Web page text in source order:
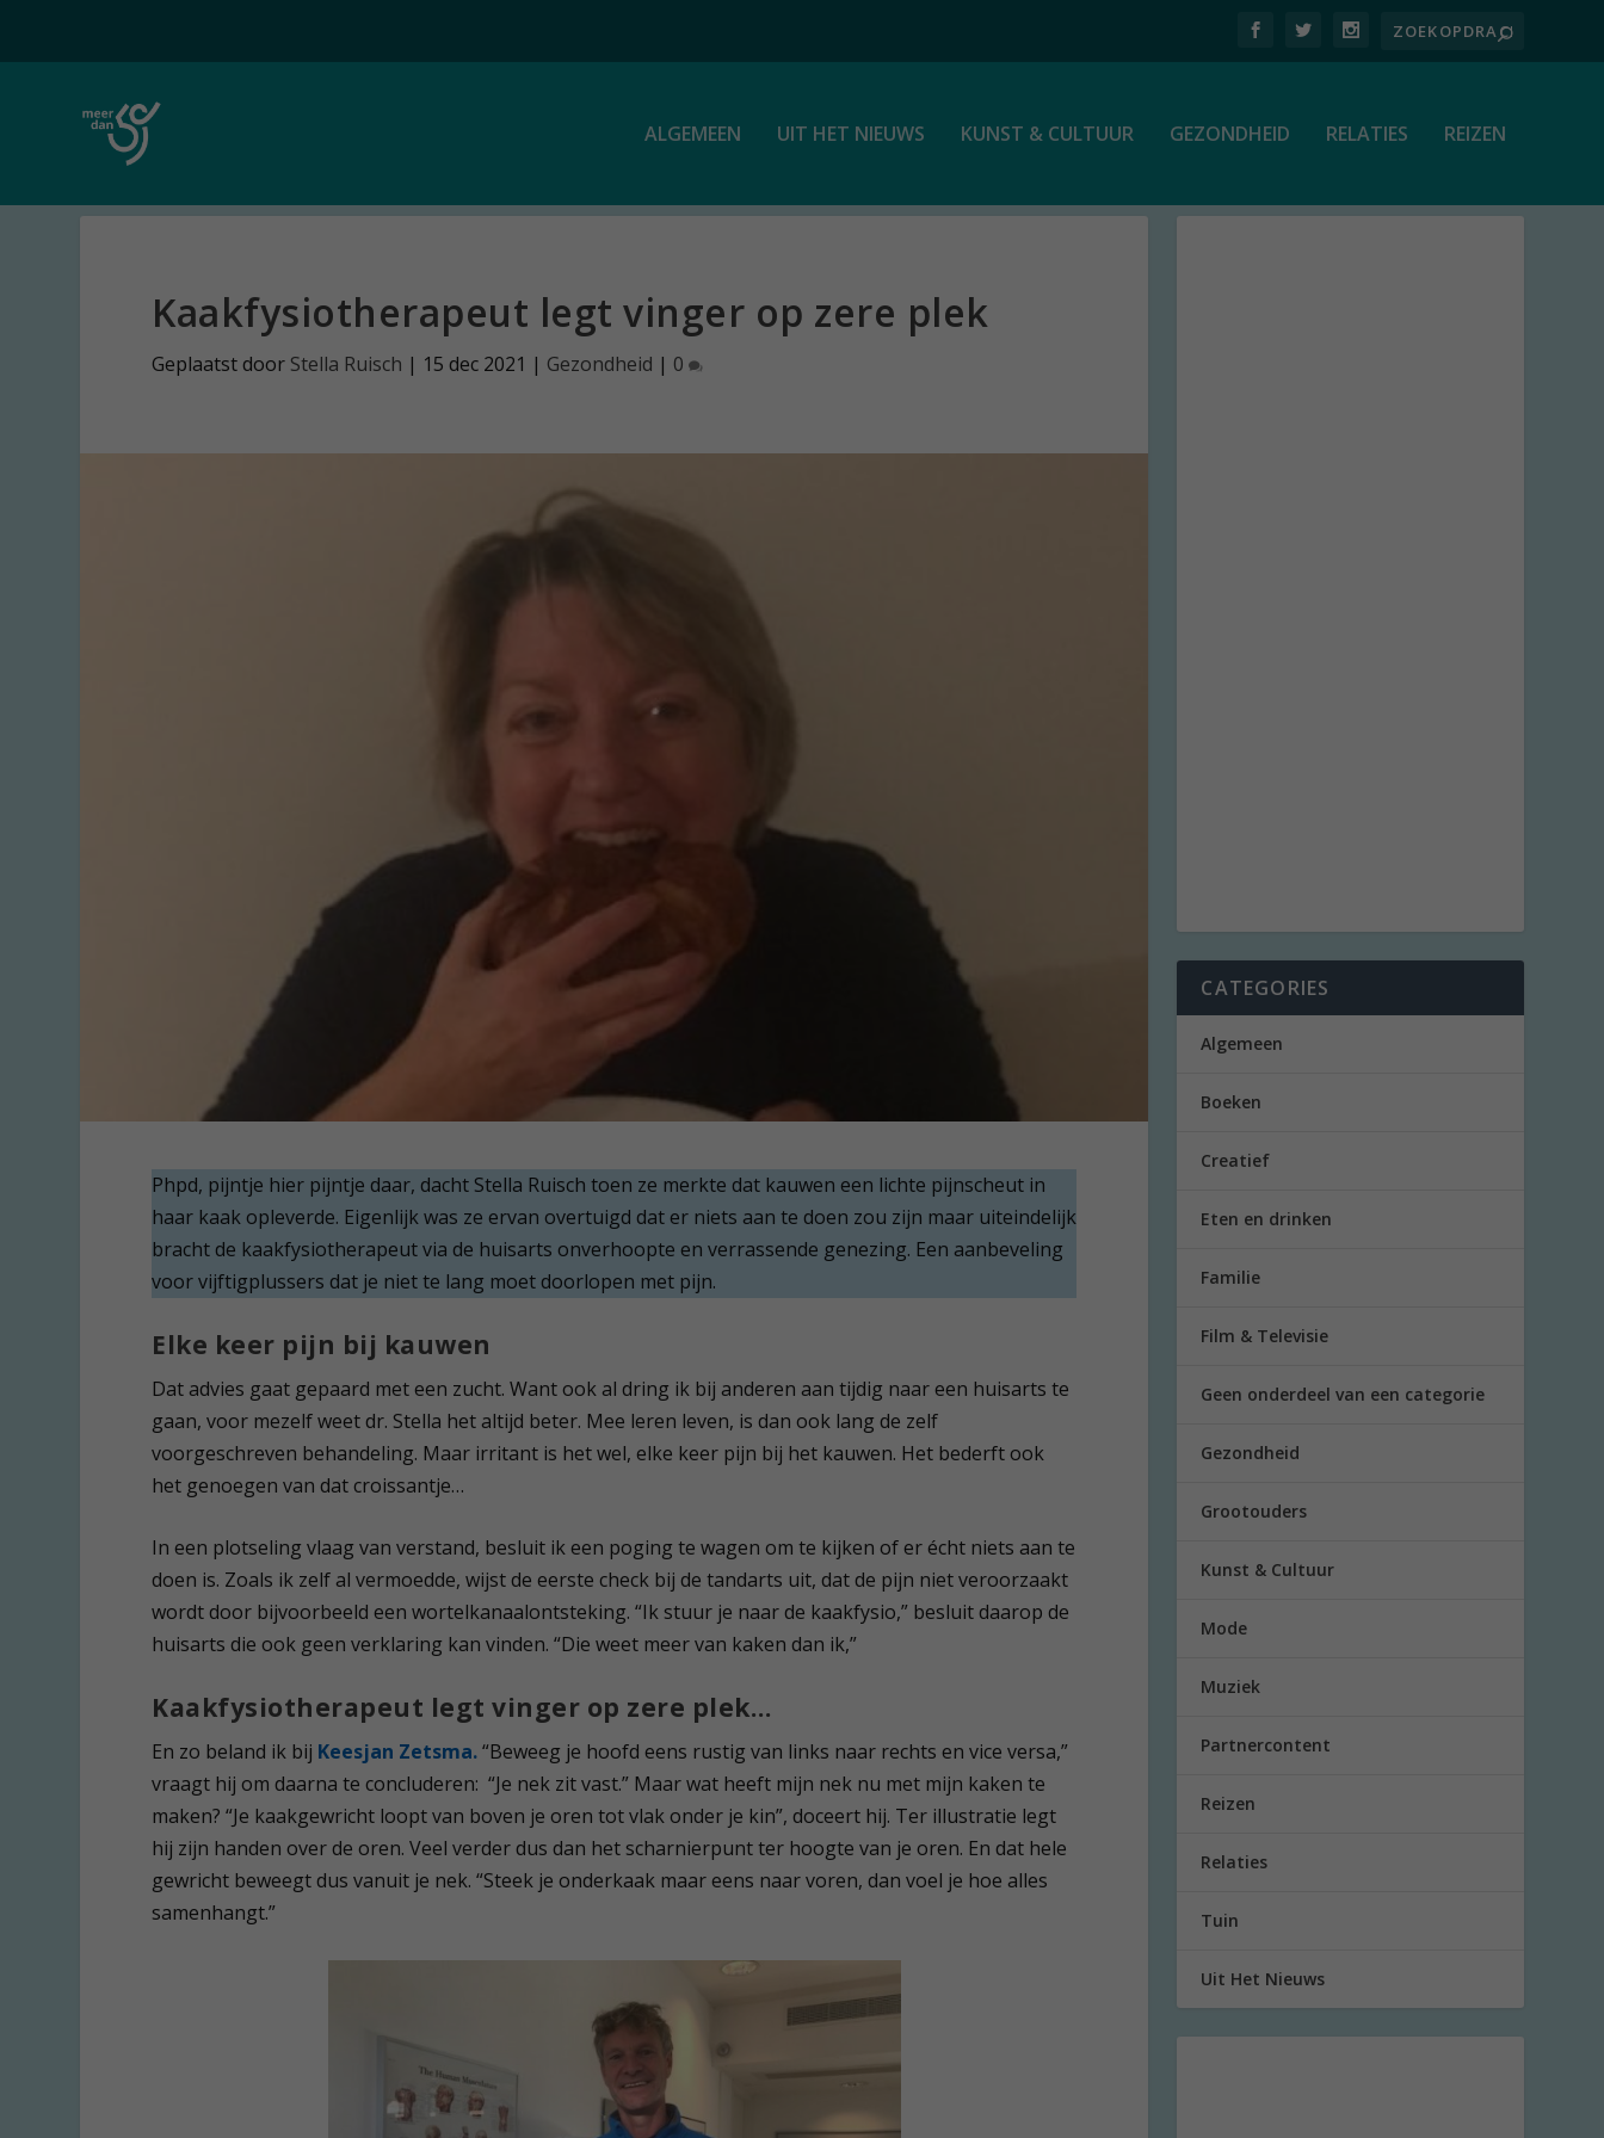
ALGEMEEN UIT HET NIEUWS KUNST & CULTUUR GEZONDHEID RELATIES REIZEN
Kaakfysiotherapeut legt vinger op zere plek
Geplaatst door Stella Ruisch | 15 dec 2021 | Gezondheid | 0
Phpd, pijntje hier pijntje daar, dacht Stella Ruisch toen ze merkte dat kauwen een lichte pijnscheut in
haar kaak opleverde. Eigenlijk was ze ervan overtuigd dat er niets aan te doen zou zijn maar uiteindelijk
bracht de kaakfysiotherapeut via de huisarts onverhoopte en verrassende genezing. Een aanbeveling
voor vijftigplussers dat je niet te lang moet doorlopen met pijn.
Elke keer pijn bij kauwen
Dat advies gaat gepaard met een zucht. Want ook al dring ik bij anderen aan tijdig naar een huisarts te
gaan, voor mezelf weet dr. Stella het altijd beter. Mee leren leven, is dan ook lang de zelf
voorgeschreven behandeling. Maar irritant is het wel, elke keer pijn bij het kauwen. Het bederft ook
het genoegen van dat croissantje…
In een plotseling vlaag van verstand, besluit ik een poging te wagen om te kijken of er écht niets aan te
doen is. Zoals ik zelf al vermoedde, wijst de eerste check bij de tandarts uit, dat de pijn niet veroorzaakt
wordt door bijvoorbeeld een wortelkanaalontsteking. “Ik stuur je naar de kaakfysio,” besluit daarop de
huisarts die ook geen verklaring kan vinden. “Die weet meer van kaken dan ik,”
Kaakfysiotherapeut legt vinger op zere plek…
En zo beland ik bij Keesjan Zetsma.“Beweeg je hoofd eens rustig van links naar rechts en vice versa,”
vraagt hij om daarna te concluderen: “Je nek zit vast.” Maar wat heeft mijn nek nu met mijn kaken te
maken? “Je kaakgewricht loopt van boven je oren tot vlak onder je kin”, doceert hij. Ter illustratie legt
hij zijn handen over de oren. Veel verder dus dan het scharnierpunt ter hoogte van je oren. En dat hele
gewricht beweegt dus vanuit je nek. “Steek je onderkaak maar eens naar voren, dan voel je hoe alles
samenhangt.”
CATEGORIES
Algemeen
Boeken
Creatief
Eten en drinken
Familie
Film & Televisie
Geen onderdeel van een categorie
Gezondheid
Grootouders
Kunst & Cultuur
Mode
Muziek
Partnercontent
Reizen
Relaties
Tuin
Uit Het Nieuws